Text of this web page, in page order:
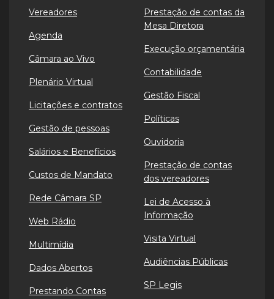
Vereadores
Agenda
Câmara ao Vivo
Plenário Virtual
Licitações e contratos
Gestão de pessoas
Salários e Benefícios
Custos de Mandato
Rede Câmara SP
Web Rádio
Multimídia
Dados Abertos
Prestando Contas
Prestação de contas da
Mesa Diretora
Execução orçamentária
Contabilidade
Gestão Fiscal
Políticas
Ouvidoria
Prestação de contas
dos vereadores
Lei de Acesso à
Informação
Visita Virtual
Audiências Públicas
SP Legis